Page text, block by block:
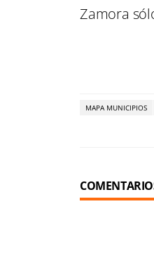
Zamora
MAPA MUNICIPIOS